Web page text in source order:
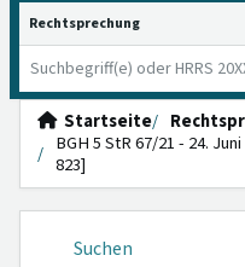
HRRS durchsuchen
Startseite
BGH 5 StR 67/21 - 24.
823]
Suchen